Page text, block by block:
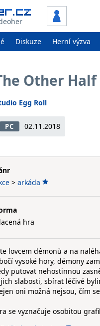
Diskuze Herní výzva
Other Half
Egg Roll
PC 02.11.2018
> arkáda
hra
lovcem démonů a na
vysoké hory, démony
putovat nehostinnou
slabosti, sbírat léčivé
oni možná nejsou, čím
se vyznačuje osobitou